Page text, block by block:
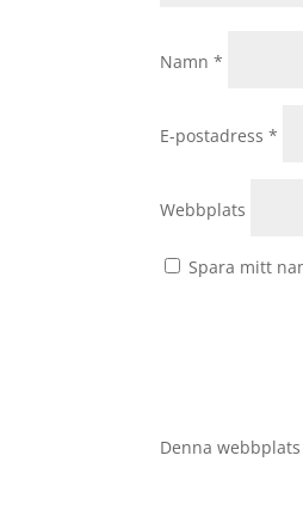
Namn*
E-postadress*
Webbplats
Spara mitt
Denna